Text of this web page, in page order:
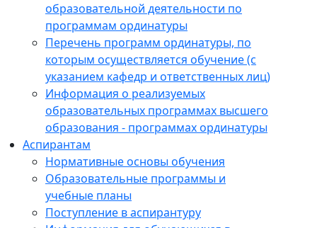
образовательной деятельности по
программам ординатуры
Перечень программ ординатуры, по
которым осуществляется обучение (с
указанием кафедр и ответственных лиц)
Информация о реализуемых
образовательных программах высшего
образования - программах ординатуры
Аспирантам
Нормативные основы обучения
Образовательные программы и
учебные планы
Поступление в аспирантуру